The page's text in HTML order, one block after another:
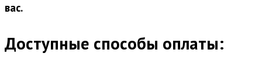
вас.
Доступные способы оплаты: